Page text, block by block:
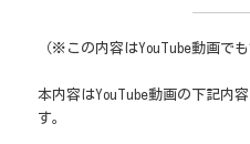
（※この内容はYouTube動画で
本内容はYouTube動画の下記内
す。